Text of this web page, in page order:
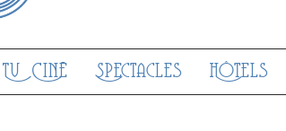
Tv Ciné Spectacles Hôtels